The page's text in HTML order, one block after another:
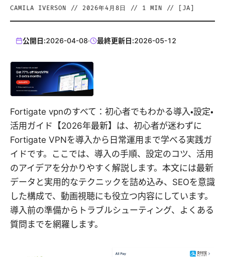
CAMILA IVERSON // 2026年4月8日 // 1 MIN // [ JA
公開日:2026-04-08· 最終更新日:2026-05-12
Fortigate vpnのすべて：初心者でもわかる導入・設定・
活用ガイド【2026年最新】は、初心者が迷わずに
Fortigate VPNを導入から日常運用まで学べる実践ガ
イドです。ここでは、導入の手順、設定のコツ、活用
のアイデアを分かりやすく解説します。本文には最新
データと実用的なテクニックを詰め込み、SEOを意識
した構成で、動画視聴にも役立つ内容にしています。
導入前の準備からトラブルシューティング、よくある
質問までを網羅します。